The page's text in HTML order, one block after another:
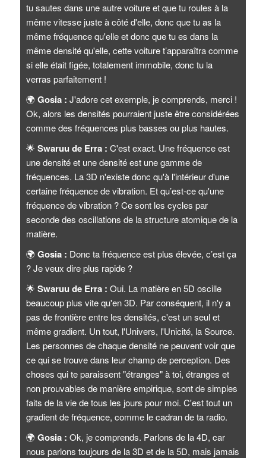
tu sautes dans une autre voiture et que tu roules à la
même vitesse juste à côté d'elle, donc que tu as la
même fréquence qu'elle et donc que tu es dans la
même densité qu'elle, cette voiture t’apparaîtra comme
si elle était figée, totalement immobile, donc tu la
verras parfaitement !
🌍 Gosia : J'adore cet exemple, je comprends, merci !
Ok, alors les densités pourraient juste être considérées
comme des fréquences plus basses ou plus hautes.
🌟 Swaruu de Erra : C'est exact. Une fréquence est
une densité et une densité est une gamme de
fréquences. La 3D n'existe donc qu'à l'intérieur d'une
certaine fréquence de vibration. Et qu’est-ce qu'une
fréquence de vibration ? Ce sont les cycles par
seconde des oscillations de la structure atomique de la
matière.
🌍 Gosia : Donc ta fréquence est plus élevée, c’est ça
? Je veux dire plus rapide ?
🌟 Swaruu de Erra : Oui. La matière en 5D oscille
beaucoup plus vite qu'en 3D. Par conséquent, il n'y a
pas de frontière entre les densités, c'est un seul et
même gradient. Un tout, l'Univers, l'Unicité, la Source.
Les personnes de chaque densité ne peuvent voir que
ce qui se trouve dans leur champ de perception. Des
choses qui te paraissent "étranges" à toi, étranges et
non prouvables de manière empirique, sont de simples
faits de la vie de tous les jours pour moi. C'est tout un
gradient de fréquence, comme le cadran de ta radio.
🌍 Gosia : Ok, je comprends. Parlons de la 4D, car
nous parlons toujours de la 3D et de la 5D, mais jamais